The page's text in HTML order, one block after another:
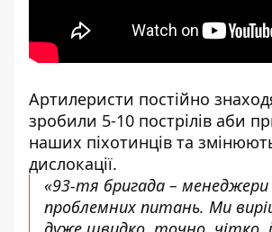
Артилеристи постійно
зробили 5-10 пострілів аби
наших піхотинців та
дислокації.
«93-тя бригада – менеджери
проблемних питань. Ми